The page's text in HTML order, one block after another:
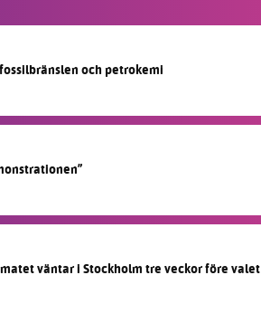
och petrokemi
väntar i Stockholm tre veckor före valet